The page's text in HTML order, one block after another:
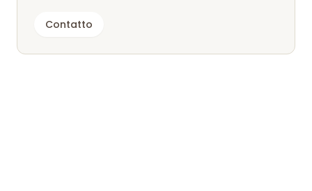
Contatto